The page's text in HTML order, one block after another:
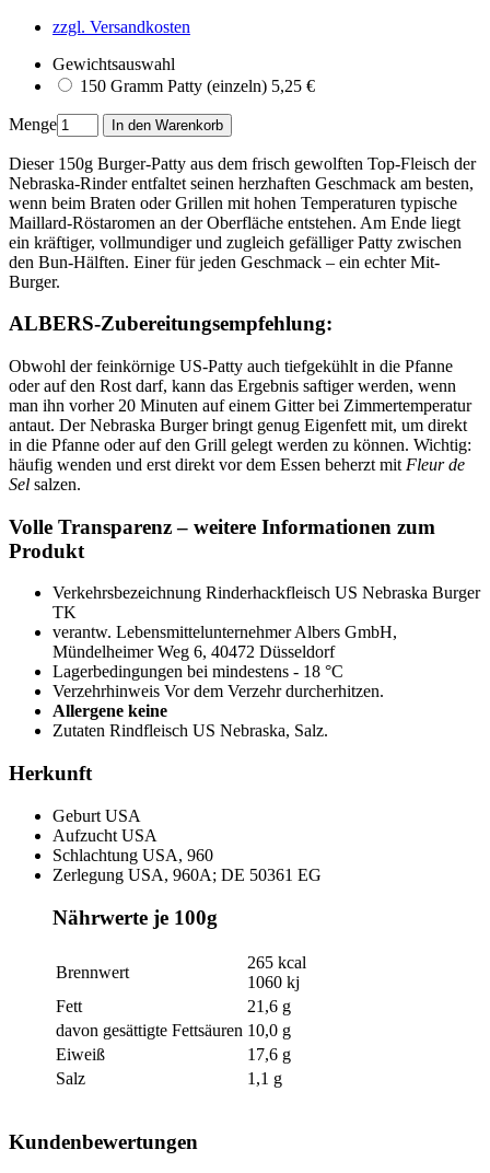
zzgl. Versandkosten
Gewichtsauswahl
150 Gramm
5,25 €
Menge
Dieser 150g Burger-Patty aus dem frisch gewolften Top-Fleisch der
Nebraska-Rinder entfaltet seinen herzhaften Geschmack am besten,
wenn beim Braten oder Grillen mit hohen Temperaturen typische
Maillard-Röstaromen an der Oberfläche entstehen. Am Ende liegt
ein kräftiger, vollmundiger und zugleich gefälliger Patty zwischen
den Bun-Hälften. Einer für jeden Geschmack – ein echter Mit-
Burger.
ALBERS-Zubereitungsempfehlung:
Obwohl der feinkörnige US-Patty auch tiefgekühlt in die Pfanne
oder auf den Rost darf, kann das Ergebnis saftiger werden, wenn
man ihn vorher 20 Minuten auf einem Gitter bei Zimmertemperatur
antaut. Der Nebraska Burger bringt genug Eigenfett mit, um direkt
in die Pfanne oder auf den Grill gelegt werden zu können. Wichtig:
häufig wenden und erst direkt vor dem Essen beherzt mit Fleur de
Sel salzen.
Volle Transparenz – weitere Informationen zum
Produkt
Verkehrsbezeichnung Rinderhackfleisch US Nebraska Burger
TK
verantw. LebensmittelunternehmerAlbers GmbH,
Mündelheimer Weg 6, 40472 Düsseldorf
Lagerbedingungen bei mindestens - 18 °C
Verzehrhinweis Vor dem Verzehr durcherhitzen.
Allergene keine
Zutaten Rindfleisch US Nebraska, Salz.
Herkunft
Geburt USA
Aufzucht USA
Schlachtung USA, 960
Zerlegung USA, 960A; DE 50361 EG
Nährwerte je 100g
Brennwert
265 kcal
1060 kj
Fett
21,6 g
davon gesättigte Fettsäuren 10,0 g
Eiweiß
17,6 g
Salz
1,1 g
Kundenbewertungen